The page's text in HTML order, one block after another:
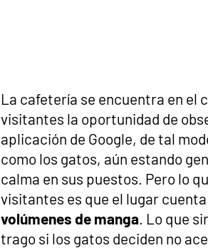
La cafetería se encuentra en el
visitantes la oportunidad de
aplicación de Google, de tal
como los gatos, aún estando
calma en sus puestos. Pero lo
visitantes es que el lugar
volúmenes de manga. Lo que
trago si los gatos deciden no